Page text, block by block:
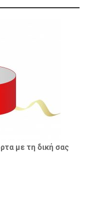
με τη δική σας